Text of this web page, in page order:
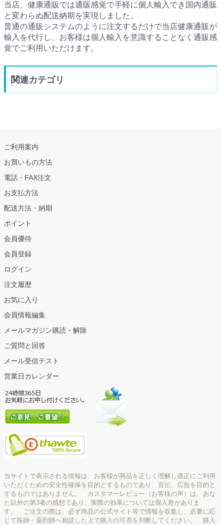
当店、健康通販では通販感覚で手軽に個人輸入でき国内通販
と変わらぬ配送納期を実現しました。
普通の通販システムのように注文するだけで当店健康通販が
輸入を代行し、お客様は個人輸入を意識することなく通販感
覚でご利用いただけます。
関連カテゴリ
ご利用案内
お買いもの方法
電話・FAX注文
お支払方法
配送方法・納期
ポイント
会員優待
会員登録
ログイン
注文履歴
お気に入り
会員情報編集
メールマガジン購読・解除
ご質問と回答
メール受信テスト
営業日カレンダー
当サイトで表示される情報は、お客様が商品を正しく理解し適正にご利用
いただくための安全性確保を目的とするものであり、宣伝、広告を目的と
するものではありません。 カスタマーレビュー（お客様の声）は、あな
た以外の第3者の感想であり、実際の効果については個人差がありま
す。 ご注文の際は、必ず商品の公式サイト等で情報を収集し、必要に応
じて医師・薬剤師へ相談した上で購入の可否を判断してください。 購入